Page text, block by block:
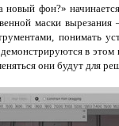
фон?»
маски
понимать
в
они будут для